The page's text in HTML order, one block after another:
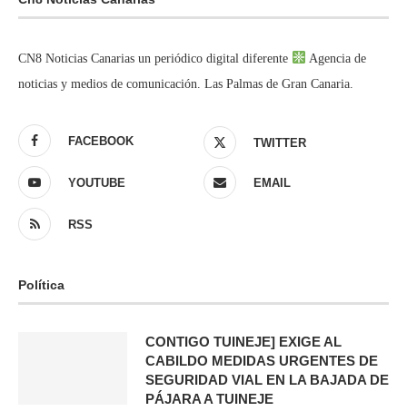
CN8 Noticias Canarias un periódico digital diferente
Agencia de
noticias y medios de comunicación. Las Palmas de Gran Canaria.
FACEBOOK TWITTER
YOUTUBE EMAIL
RSS
Política
CONTIGO TUINEJE] EXIGE AL
CABILDO MEDIDAS URGENTES DE
SEGURIDAD VIAL EN LA BAJADA DE
PÁJARA A TUINEJE